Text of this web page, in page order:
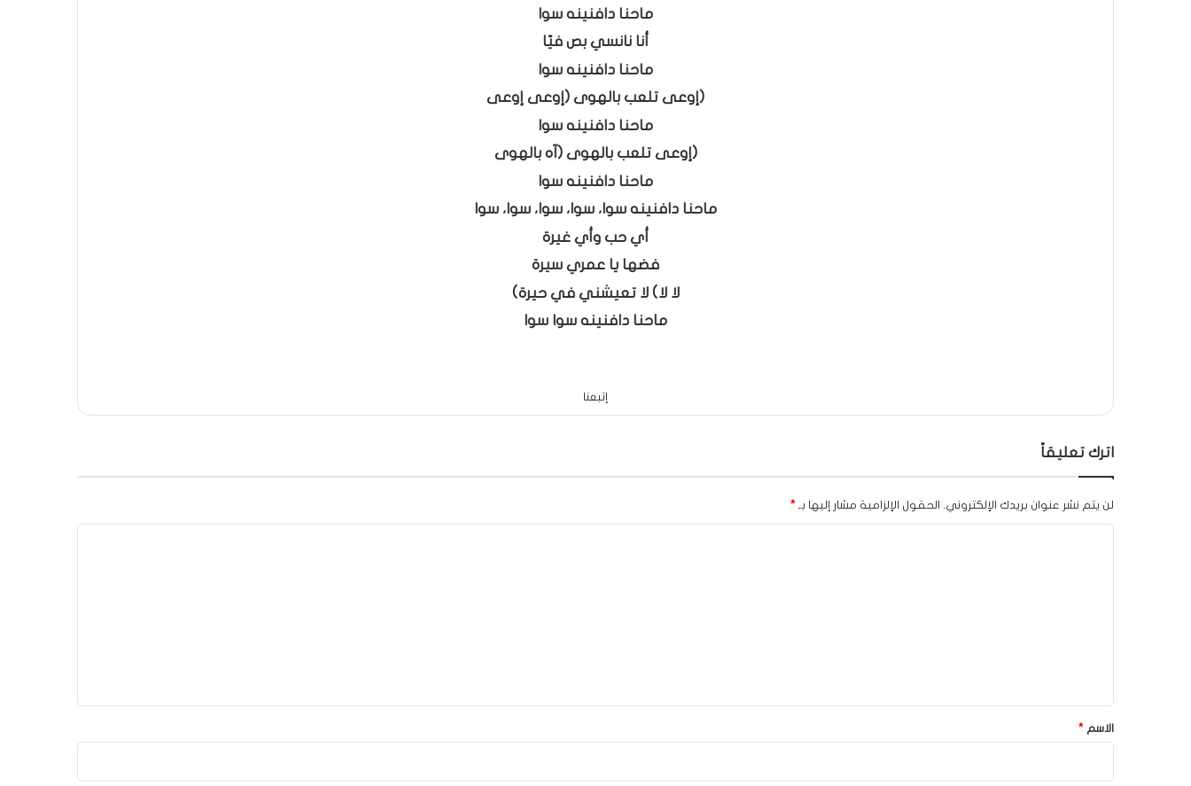
ماحنا دافنينه سوا
أنا نانسي بص فيّا
ماحنا دافنينه سوا
(إوعى تلعب بالهوى (إوعى إوعى
ماحنا دافنينه سوا
(إوعى تلعب بالهوى (آه بالهوى
ماحنا دافنينه سوا
ماحنا دافنينه سوا، سوا، سوا، سوا، سوا
أي حب وأي غيرة
فضها يا عمري سيرة
لا لا) لا تعيشني في حيرة)
ماحنا دافنينه سوا سوا
إتبعنا
اترك تعليقاً
لن يتم نشر عنوان بريدك الإلكتروني. الحقول الإلزامية مشار إليها بـ *
*الاسم *